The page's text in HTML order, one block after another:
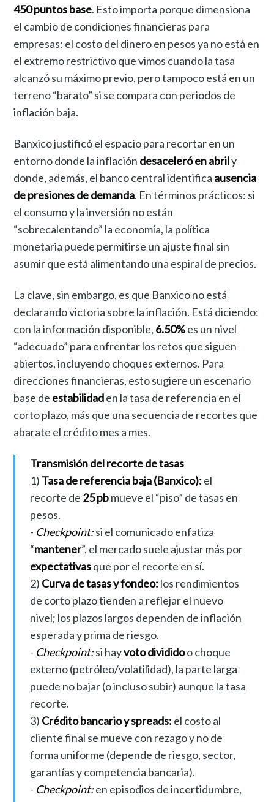
450 puntos base. Esto importa porque dimensiona
el cambio de condiciones financieras para
empresas: el costo del dinero en pesos ya no está en
el extremo restrictivo que vimos cuando la tasa
alcanzó su máximo previo, pero tampoco está en un
terreno “barato” si se compara con periodos de
inflación baja.
Banxico justificó el espacio para recortar en un
entorno donde la inflación desaceleró en abrily
donde, además, el banco central identifica ausencia
de presiones de demanda. En términos prácticos: si
el consumo y la inversión no están
“sobrecalentando” la economía, la política
monetaria puede permitirse un ajuste final sin
asumir que está alimentando una espiral de precios.
La clave, sin embargo, es que Banxico no está
declarando victoria sobre la inflación. Está diciendo:
con la información disponible, 6.50%es un nivel
“adecuado” para enfrentar los retos que siguen
abiertos, incluyendo choques externos. Para
direcciones financieras, esto sugiere un escenario
base de estabilidaden la tasa de referencia en el
corto plazo, más que una secuencia de recortes que
abarate el crédito mes a mes.
Transmisión del recorte de tasas
1) Tasa de referencia baja (Banxico): el
recorte de 25 pbmueve el “piso” de tasas en
pesos.
- Checkpoint:si el comunicado enfatiza
“mantener”, el mercado suele ajustar más por
expectativasque por el recorte en sí.
2) Curva de tasas y fondeo: los rendimientos
de corto plazo tienden a reflejar el nuevo
nivel; los plazos largos dependen de inflación
esperada y prima de riesgo.
- Checkpoint:si hayvoto divididoo choque
externo (petróleo/volatilidad), la parte larga
puede no bajar (o incluso subir) aunque la tasa
recorte.
3) Crédito bancario y spreads: el costo al
cliente final se mueve con rezago y no de
forma uniforme (depende de riesgo, sector,
garantías y competencia bancaria).
- Checkpoint:en episodios de incertidumbre,